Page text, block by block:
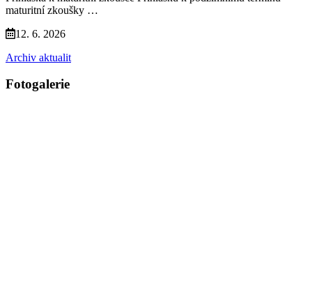
maturitní zkoušky …
12. 6. 2026
Archiv aktualit
Fotogalerie